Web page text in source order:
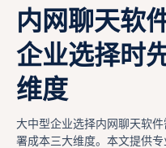
内网聊天软
企业选择时
维度
大中型企业选择内网聊天软
署成本三大维度。本文提供